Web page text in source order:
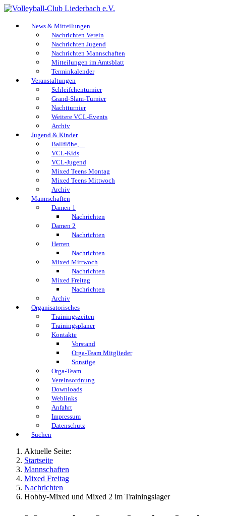
News & Mitteilungen
Nachrichten Verein
Nachrichten Jugend
Nachrichten Mannschaften
Mitteilungen im Amtsblatt
Terminkalender
Veranstaltungen
Schleifchenturnier
Grand-Slam-Turnier
Nachtturnier
Weitere VCL-Events
Archiv
Jugend & Kinder
Ballflöhe, ...
VCL-Kids
VCL-Jugend
Mixed Teens Montag
Mixed Teens Mittwoch
Archiv
Mannschaften
Damen 1
Nachrichten
Damen 2
Nachrichten
Herren
Nachrichten
Mixed Mittwoch
Nachrichten
Mixed Freitag
Nachrichten
Archiv
Organisatorisches
Trainingszeiten
Trainingsplaner
Kontakte
Vorstand
Orga-Team Mitglieder
Sonstige
Orga-Team
Vereinsordnung
Downloads
Weblinks
Anfahrt
Impressum
Datenschutz
Suchen
Aktuelle Seite:
Startseite
Mannschaften
Mixed Freitag
Nachrichten
Hobby-Mixed und Mixed 2 im Trainingslager